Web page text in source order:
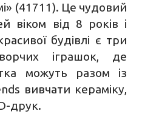
(41711). Це чудовий
віком від 8 років і
будівлі є три
іграшок, де
можуть разом із
вивчати кераміку,
друк.